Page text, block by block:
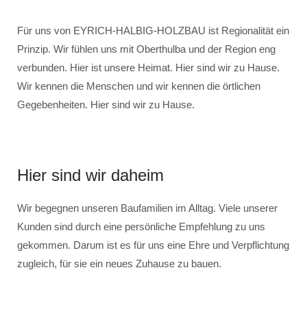
Für uns von EYRICH-HALBIG-HOLZBAU ist Regionalität ein
Prinzip. Wir fühlen uns mit Oberthulba und der Region eng
verbunden. Hier ist unsere Heimat. Hier sind wir zu Hause.
Wir kennen die Menschen und wir kennen die örtlichen
Gegebenheiten. Hier sind wir zu Hause.
Hier sind wir daheim
Wir begegnen unseren Baufamilien im Alltag. Viele unserer
Kunden sind durch eine persönliche Empfehlung zu uns
gekommen. Darum ist es für uns eine Ehre und Verpflichtung
zugleich, für sie ein neues Zuhause zu bauen.